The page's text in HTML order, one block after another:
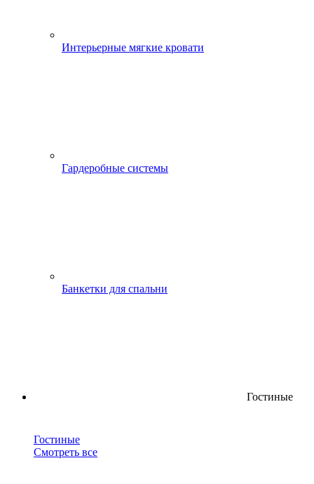
Интерьерные мягкие кровати
Гардеробные системы
Банкетки для спальни
Гостиные
Гостиные
Смотреть все